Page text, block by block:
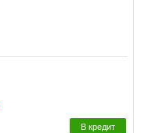
В кредит